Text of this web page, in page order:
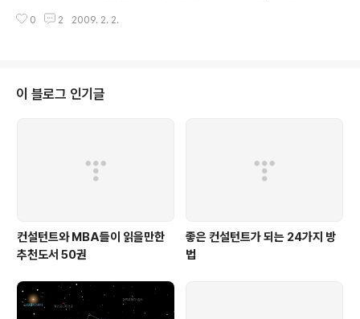
에 시간이 되시는 분들은 참석을 해보시기를 권해드립니다. 신청은 아래의 위젯
0 2 2009. 2. 2.
이 블로그 인기글
컨설턴트와 MBA들이 읽을만한
추천도서 50권
좋은 컨설턴트가 되는 24가지 방
법